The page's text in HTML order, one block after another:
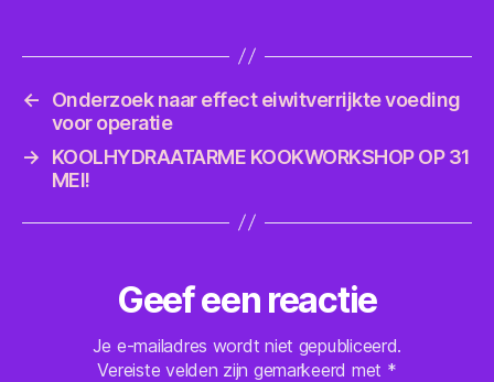
←
Onderzoek naar effect eiwitverrijkte voeding
voor operatie
→
KOOLHYDRAATARME KOOKWORKSHOP OP 31
MEI!
Geef een reactie
Je e-mailadres wordt niet gepubliceerd.
Vereiste velden zijn gemarkeerd met *